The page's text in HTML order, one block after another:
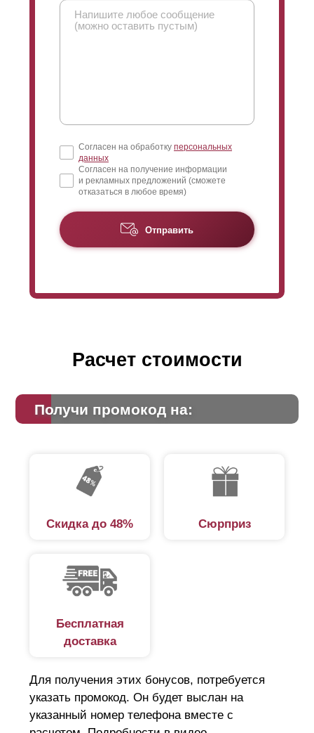
Согласен на обработку персональных
данных
Согласен на получение информации
и рекламных предложений (сможете
отказаться в любое время)
Отправить
Расчет стоимости
Получи промокод на:
Скидка до 48% Сюрприз
Бесплатная
доставка
Для получения этих бонусов, потребуется
указать промокод. Он будет выслан на
указанный номер телефона вместе с